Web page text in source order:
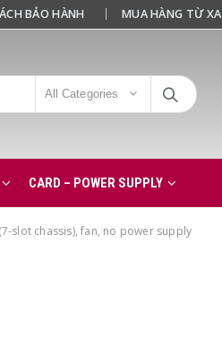
BẢO HÀNH MUA HÀNG TỪ XA
All Categories
CARD – POWER SUPPLY
slot chassis), fan, no power supply